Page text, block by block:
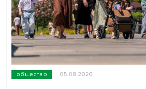
общество 05.08.2026